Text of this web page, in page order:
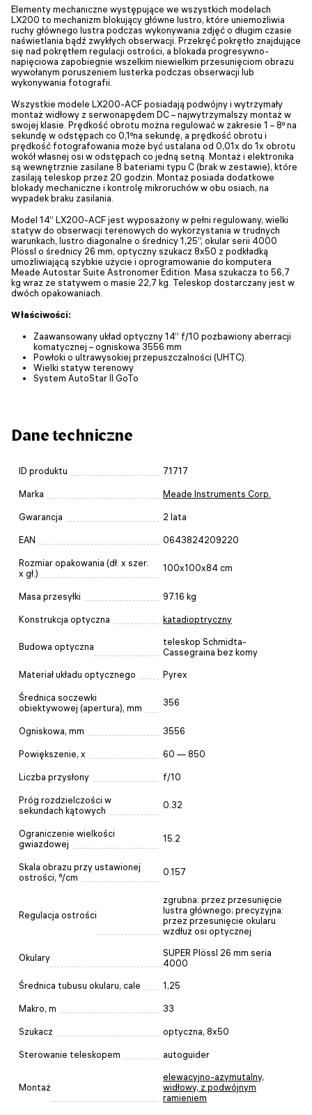
Elementy mechaniczne występujące we wszystkich modelach
LX200 to mechanizm blokujący główne lustro, które uniemożliwia
ruchy głównego lustra podczas wykonywania zdjęć o długim czasie
naświetlania bądź zwykłych obserwacji. Przekręć pokrętło znajdujące
się nad pokrętłem regulacji ostrości, a blokada progresywno-
napięciowa zapobiegnie wszelkim niewielkim przesunięciom obrazu
wywołanym poruszeniem lusterka podczas obserwacji lub
wykonywania fotografii.
Wszystkie modele LX200-ACF posiadają podwójny i wytrzymały
montaż widłowy z serwonapędem DC – najwytrzymalszy montaż w
swojej klasie. Prędkość obrotu można regulować w zakresie 1 – 8º na
sekundę w odstępach co 0,1ºna sekundę, a prędkość obrotu i
prędkość fotografowania może być ustalana od 0,01x do 1x obrotu
wokół własnej osi w odstępach co jedną setną. Montaż i elektronika
są wewnętrznie zasilane 8 bateriami typu C (brak w zestawie), które
zasilają teleskop przez 20 godzin. Montaż posiada dodatkowe
blokady mechaniczne i kontrolę mikroruchów w obu osiach, na
wypadek braku zasilania.
Model 14” LX200-ACF jest wyposażony w pełni regulowany, wielki
statyw do obserwacji terenowych do wykorzystania w trudnych
warunkach, lustro diagonalne o średnicy 1,25”, okular serii 4000
Plössl o średnicy 26 mm, optyczny szukacz 8x50 z podkładką
umożliwiającą szybkie użycie i oprogramowanie do komputera
Meade Autostar Suite Astronomer Edition. Masa szukacza to 56,7
kg wraz ze statywem o masie 22,7 kg. Teleskop dostarczany jest w
dwóch opakowaniach.
Właściwości:
Zaawansowany układ optyczny 14” f/10 pozbawiony aberracji
komatycznej – ogniskowa 3556 mm
Powłoki o ultrawysokiej przepuszczalności (UHTC).
Wielki statyw terenowy
System AutoStar II GoTo
Dane techniczne
ID produktu 71717
Marka Meade Instruments Corp.
Gwarancja 2 lata
EAN 0643824209220
Rozmiar opakowania (dł. x szer.
x gł.)
100x100x84 cm
Masa przesyłki 97.16 kg
Konstrukcja optyczna katadioptryczny
Budowa optyczna
teleskop Schmidta-
Cassegraina bez komy
Materiał układu optycznego Pyrex
Średnica soczewki
obiektywowej (apertura), mm
356
Ogniskowa, mm 3556
Powiększenie, x 60 — 850
Liczba przysłony f/10
Próg rozdzielczości w
sekundach kątowych
0.32
Ograniczenie wielkości
gwiazdowej
15.2
Skala obrazu przy ustawionej
ostrości, °/cm
0.157
Regulacja ostrości
zgrubna: przez przesunięcie
lustra głównego; precyzyjna:
przez przesunięcie okularu
wzdłuż osi optycznej
Okulary
SUPER Plössl 26 mm seria
4000
Średnica tubusu okularu, cale 1,25
Makro, m 33
Szukacz optyczna, 8x50
Sterowanie teleskopem autoguider
Montaż
elewacyjno-azymutalny,
widłowy, z podwójnym
ramieniem